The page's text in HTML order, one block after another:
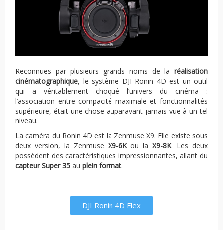
Reconnues par plusieurs grands noms de la réalisation
cinématographique, le système DJI Ronin 4D est un outil
qui a véritablement choqué l’univers du cinéma :
l’association entre compacité maximale et fonctionnalités
supérieure, était une chose auparavant jamais vue à un tel
niveau.
La caméra du Ronin 4D est la Zenmuse X9. Elle existe sous
deux version, la Zenmuse X9-6Kou la X9-8K. Les deux
possèdent des caractéristiques impressionnantes, allant du
capteur Super 35 au plein format.
DJI Ronin 4D Flex